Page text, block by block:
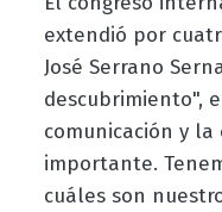
extendió por
José Serrano
descubrimiento",
comunicación y la
importante.
cuáles son